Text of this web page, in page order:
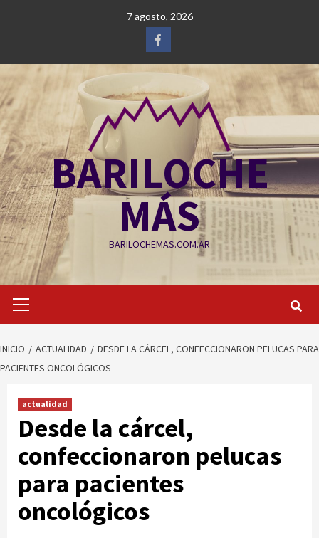
7 agosto, 2026
Facebook
BARILOCHE
MÁS
BARILOCHEMAS.COM.AR
primario
INICIO ACTUALIDAD
DESDE LA CÁRCEL, CONFECCIONARON PELUCAS PARA
PACIENTES ONCOLÓGICOS
actualidad
Desde la cárcel,
confeccionaron pelucas
para pacientes
oncológicos